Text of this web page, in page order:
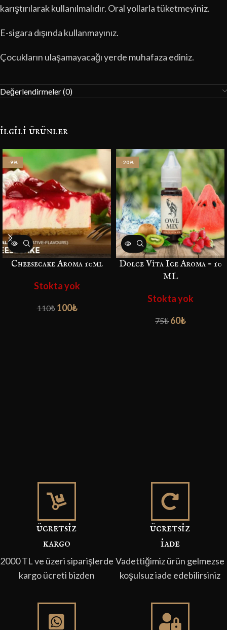
karıştırılarak kullanılmalıdır. Oral yollarla tüketmeyiniz.
E-sigara dışında kullanmayınız.
Çocukların ulaşamayacağı yerde muhafaza ediniz.
Değerlendirmeler (0)
i̇lgili ürünler
-9%
Cheesecake Aroma 10ml
Stokta yok
110₺ 100₺
-20%
Dolce Vita Ice Aroma – 10
ML
Stokta yok
75₺ 60₺
ücretsi̇z
kargo
2000 TL ve üzeri siparişlerde
kargo ücreti bizden
ücretsi̇z
i̇ade
Vadettiğimiz ürün gelmezse
koşulsuz iade edebilirsiniz